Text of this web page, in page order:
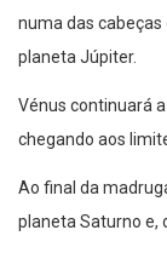
numa das cabeças
planeta Júpiter.
Vénus continuará
chegando aos
Ao final da
planeta Saturno e,